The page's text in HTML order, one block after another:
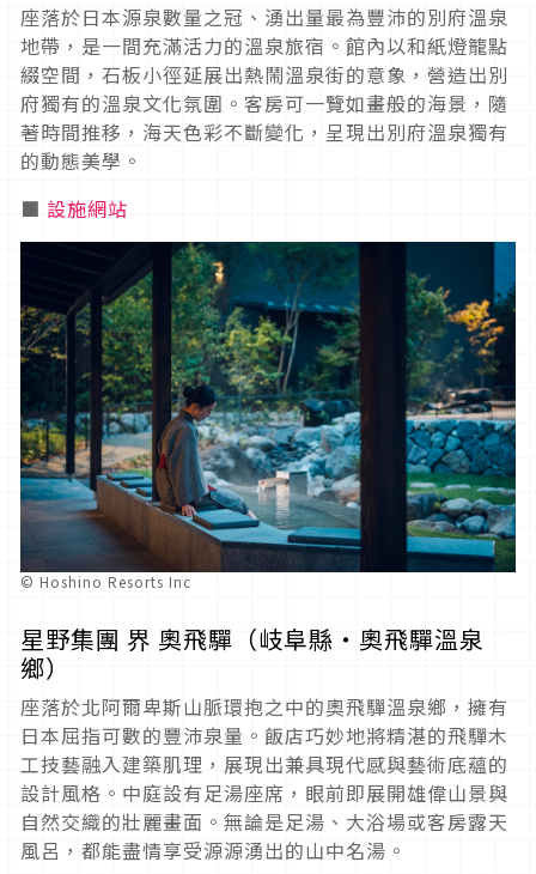
座落於日本源泉數量之冠、湧出量最為豐沛的別府溫泉
地帶，是一間充滿活力的溫泉旅宿。館內以和紙燈籠點
綴空間，石板小徑延展出熱鬧溫泉街的意象，營造出別
府獨有的溫泉文化氛圍。客房可一覽如畫般的海景，隨
著時間推移，海天色彩不斷變化，呈現出別府溫泉獨有
的動態美學。
■ 設施網站
© Hoshino Resorts Inc
星野集團 界 奧飛驒（岐阜縣・奧飛驒溫泉
鄉）
座落於北阿爾卑斯山脈環抱之中的奧飛驒溫泉鄉，擁有
日本屈指可數的豐沛泉量。飯店巧妙地將精湛的飛驒木
工技藝融入建築肌理，展現出兼具現代感與藝術底蘊的
設計風格。中庭設有足湯座席，眼前即展開雄偉山景與
自然交織的壯麗畫面。無論是足湯、大浴場或客房露天
風呂，都能盡情享受源源湧出的山中名湯。